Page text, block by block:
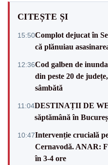
CITEȘTE ȘI
15:50Complot dejucat în
că plănuiau
12:36Cod galben de
din peste 20 de
sâmbătă
11:04DESTINAȚII DE
săptămână în
10:47Intervenție crucială
Cernavodă. ANAR:
în 3-4 ore